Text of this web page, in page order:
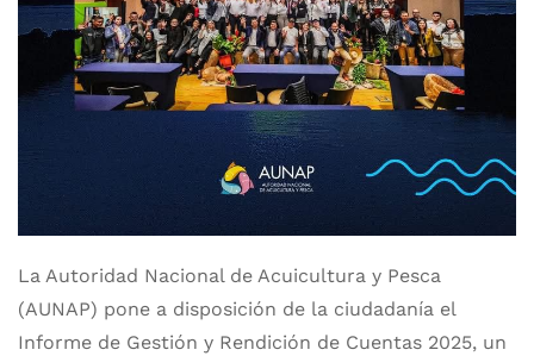
La Autoridad Nacional de Acuicultura y Pesca
(AUNAP) pone a disposición de la ciudadanía el
Informe de Gestión y Rendición de Cuentas 2025, un